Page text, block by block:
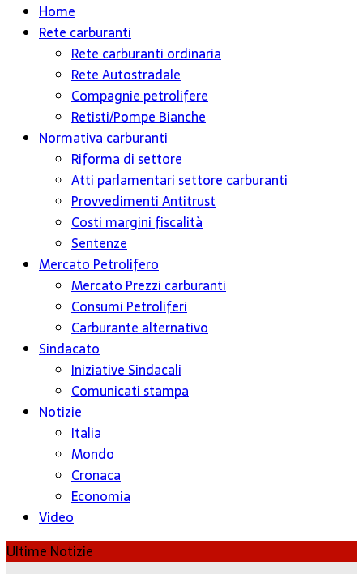
Home
Rete carburanti
Rete carburanti ordinaria
Rete Autostradale
Compagnie petrolifere
Retisti/Pompe Bianche
Normativa carburanti
Riforma di settore
Atti parlamentari settore carburanti
Provvedimenti Antitrust
Costi margini fiscalità
Sentenze
Mercato Petrolifero
Mercato Prezzi carburanti
Consumi Petroliferi
Carburante alternativo
Sindacato
Iniziative Sindacali
Comunicati stampa
Notizie
Italia
Mondo
Cronaca
Economia
Video
Ultime Notizie